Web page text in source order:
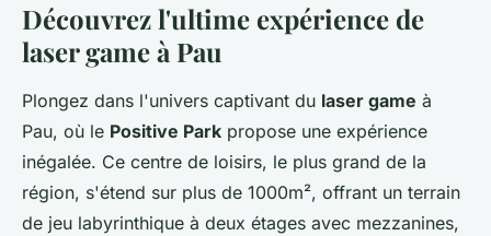
Découvrez l'ultime expérience de
laser game à Pau
Plongez dans l'univers captivant du laser game à
Pau, où le Positive Park propose une expérience
inégalée. Ce centre de loisirs, le plus grand de la
région, s'étend sur plus de 1000m², offrant un terrain
de jeu labyrinthique à deux étages avec mezzanines,